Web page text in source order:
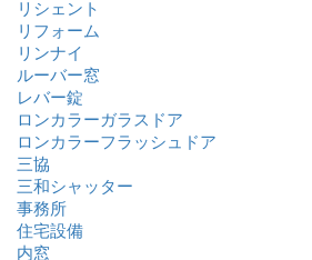
リシェント
リフォーム
リンナイ
ルーバー窓
レバー錠
ロンカラーガラスドア
ロンカラーフラッシュドア
三協
三和シャッター
事務所
住宅設備
内窓